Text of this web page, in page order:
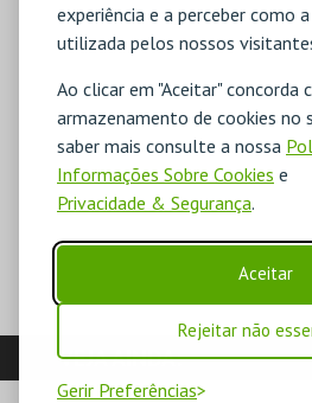
experiência e a perceber como
utilizada pelos nossos
Ao clicar em "Aceitar" concorda
armazenamento de cookies no
saber mais consulte a nossa
Informações Sobre Cookies e
Privacidade & Segurança.
Aceitar
Rejeitar não
Gerir Preferências
VEJA AINDA: